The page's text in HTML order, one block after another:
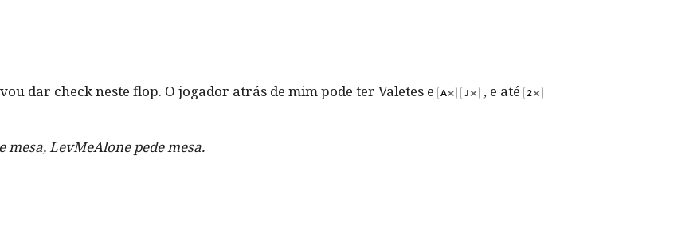
dar check neste flop. O jogador atrás de mim pode ter Valetes e
, e até
mesa, LevMeAlone pede mesa.